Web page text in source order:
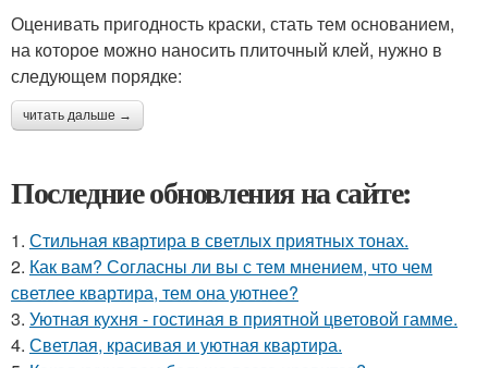
Оценивать пригодность краски, стать тем основанием,
на которое можно наносить плиточный клей, нужно в
следующем порядке:
читать дальше →
Последние обновления на сайте:
1. Стильная квартира в светлых приятных тонах.
2. Как вам? Согласны ли вы с тем мнением, что чем
светлее квартира, тем она уютнее?
3. Уютная кухня - гостиная в приятной цветовой гамме.
4. Светлая, красивая и уютная квартира.